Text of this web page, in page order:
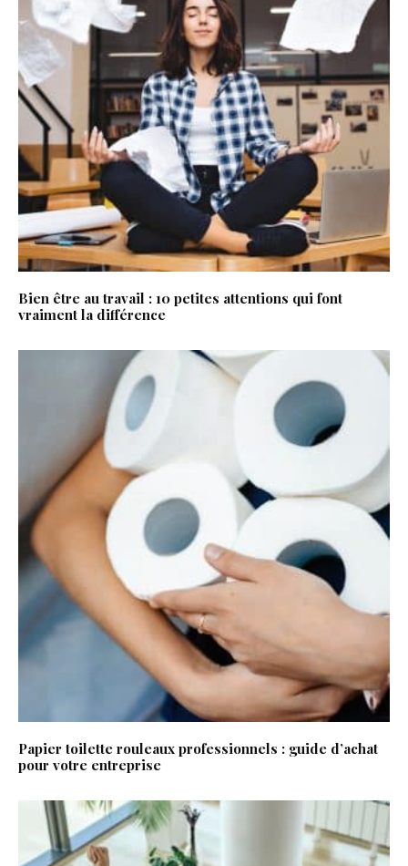
Bien être au travail : 10 petites attentions qui font
vraiment la différence
Papier toilette rouleaux professionnels : guide d’achat
pour votre entreprise